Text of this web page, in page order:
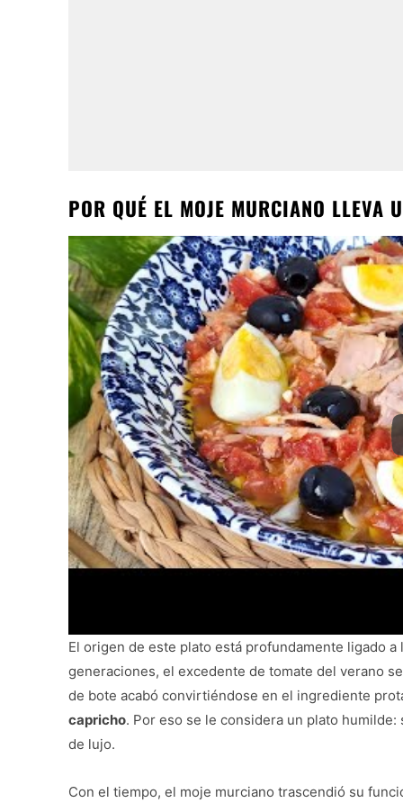
POR QUÉ EL MOJE MURCIANO LLEVA
El origen de este plato está profundamente ligado
generaciones, el excedente de tomate del verano
de bote acabó convirtiéndose en el ingrediente
capricho. Por eso se le considera un plato
de lujo.
Con el tiempo, el moje murciano trascendió su